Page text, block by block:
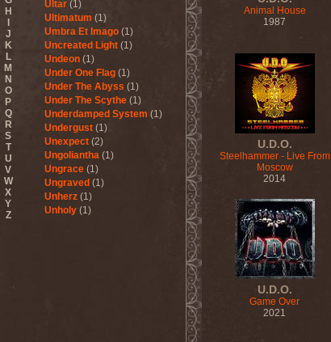
H
J
K
L
M
N
O
P
Q
R
S
T
U
V
W
X
Y
Z
Ultar (1)
Ultimatum (1)
Umbra Et Imago (1)
Uncreated Light (1)
Undeon (1)
Under One Flag (1)
Under The Abyss (1)
Under The Scythe (1)
Underdamped System (1)
Undergust (1)
Unexpect (2)
Ungoliantha (1)
Ungrace (1)
Ungraved (1)
Unherz (1)
Unholy (1)
Animal House
1987
U.D.O.
Steelhammer - Live From
Moscow
2014
U.D.O.
Game Over
2021